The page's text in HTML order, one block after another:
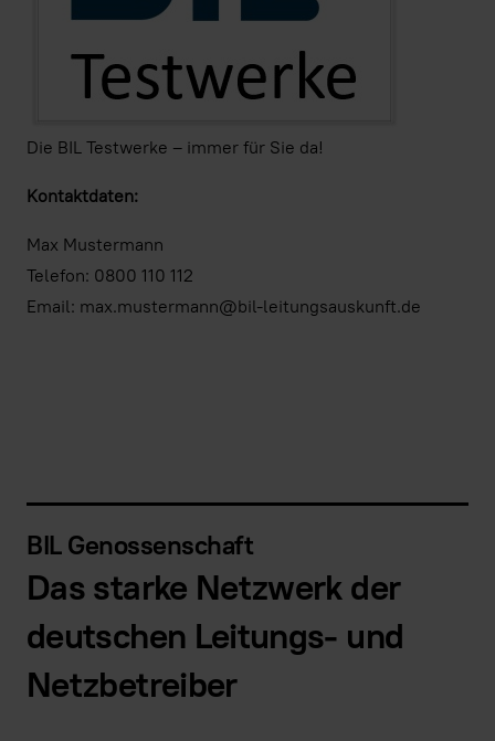
Die BIL Testwerke – immer für Sie da!
Kontaktdaten:
Max Mustermann
Telefon: 0800 110 112
Email: max.mustermann@bil-leitungsauskunft.de
Bauanfragen
Erreichbarkeit
Alle bekannten Betreiber erreichbar - unter
Einbeziehung des ALIZ Recherchedienstes
BIL Genossenschaft
Das starke Netzwerk der
deutschen Leitungs- und
Netzbetreiber